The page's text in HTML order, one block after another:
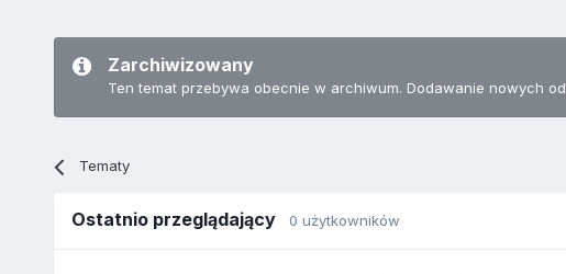
Zarchiwizowany
Ten temat przebywa obecnie w archiwum. Dodawanie nowych
Tematy
Ostatnio przeglądający 0 użytkowników